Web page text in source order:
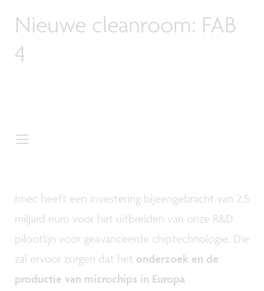
Nieuwe cleanroom: FAB
4
Imec heeft een investering bijeengebracht van 2,5
miljard euro voor het uitbreiden van onze R&D
pilootlijn voor geavanceerde chiptechnologie. Die
zal ervoor zorgen dat het onderzoek en de
productie van microchips in Europa